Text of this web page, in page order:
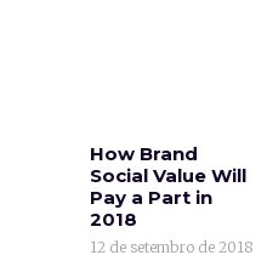
How Brand
Social Value Will
Pay a Part in
2018
12 de setembro de 2018